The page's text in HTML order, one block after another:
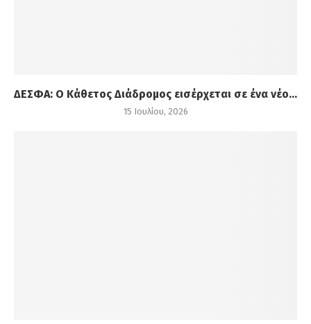
ΔΕΣΦΑ: Ο Κάθετος Διάδρομος εισέρχεται σε ένα νέο...
15 Ιουλίου, 2026